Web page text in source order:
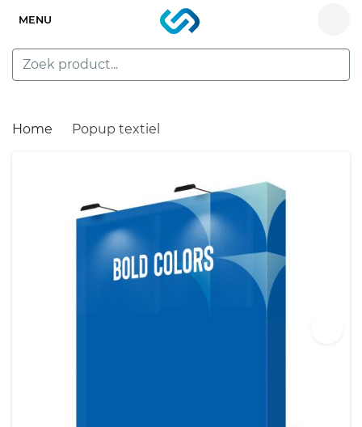
MENU
Home Popup textiel